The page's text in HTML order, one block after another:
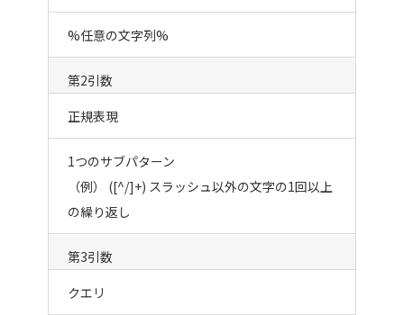
%任意の文字列%
第2引数
正規表現
1つのサブパターン
（例） ([^/]+) スラッシュ以外の文字の1回以上
の繰り返し
第3引数
クエリ